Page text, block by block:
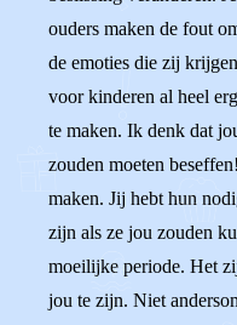
ouders maken de fout
de emoties die zij
voor kinderen al heel
te maken. Ik denk dat
zouden moeten
maken. Jij hebt hun
zijn als ze jou zouden
moeilijke periode. Het
jou te zijn. Niet